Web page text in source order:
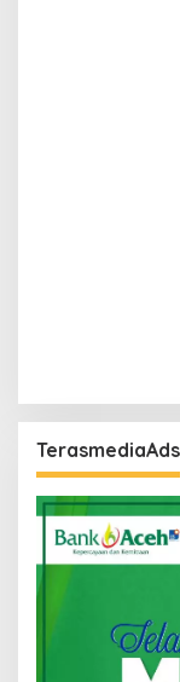
TerasmediaAds